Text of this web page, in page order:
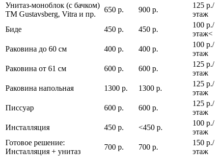
Унитаз-моноблок (с бачком)
ТМ Gustavsberg, Vitra и пр.
650 р. 900 р.
125 р./
этаж
Биде
450 р. 450 р.
100 р./
этаж<
Раковина до 60 см
400 р. 400 р.
100 р./
этаж
Раковина от 61 см
600 р. 600 р.
125 р./
этаж
Раковина напольная
1300 р. 1300 р.
125 р./
этаж
Писсуар
600 р. 600 р.
125 р./
этаж
Инсталляция
450 р. <450 р.
100 р./
этаж
Готовое решение:
Инсталляция + унитаз
700 р. 700 р.
150 р./
этаж